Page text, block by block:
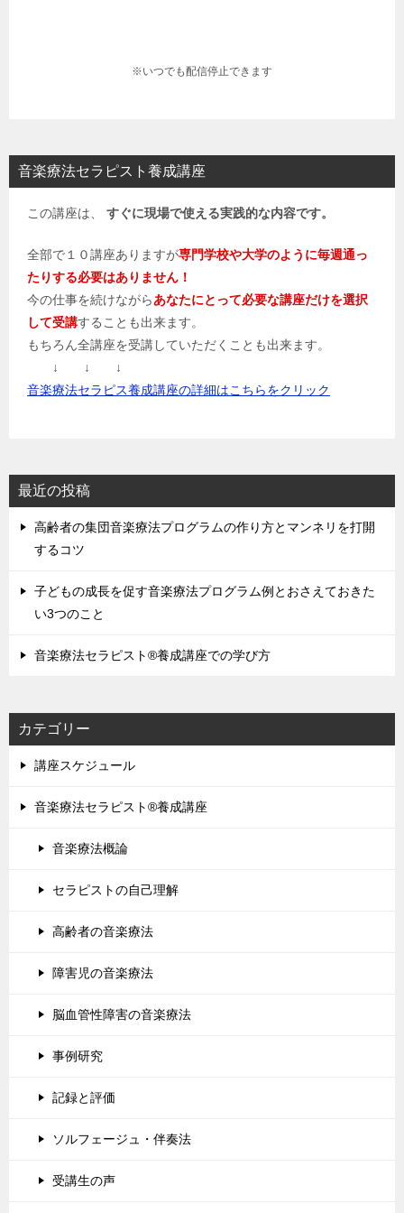
※いつでも配信停止できます
音楽療法セラピスト養成講座
この講座は、 すぐに現場で使える実践的な内容です。
全部で１０講座ありますが専門学校や大学のように毎週通っ
たりする必要はありません！
今の仕事を続けながらあなたにとって必要な講座だけを選択
して受講することも出来ます。
もちろん全講座を受講していただくことも出来ます。
↓ ↓ ↓
音楽療法セラピス養成講座の詳細はこちらをクリック
最近の投稿
高齢者の集団音楽療法プログラムの作り方とマンネリを打開
するコツ
子どもの成長を促す音楽療法プログラム例とおさえておきた
い3つのこと
音楽療法セラピスト®養成講座での学び方
カテゴリー
講座スケジュール
音楽療法セラピスト®養成講座
音楽療法概論
セラピストの自己理解
高齢者の音楽療法
障害児の音楽療法
脳血管性障害の音楽療法
事例研究
記録と評価
ソルフェージュ・伴奏法
受講生の声